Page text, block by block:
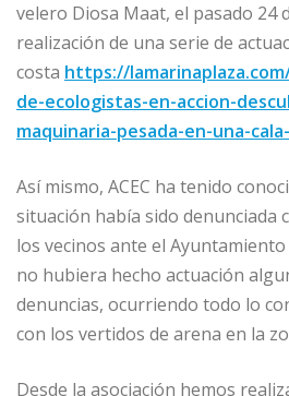
velero Diosa Maat, el pasado 24
realización de una serie de
costa https://
de-ecologistas-en-accion-
maquinaria-pesada-en-una-
Así mismo, ACEC ha tenido
situación había sido denunciada
los vecinos ante el
no hubiera hecho actuación
denuncias, ocurriendo todo lo
con los vertidos de arena en la
Desde la asociación hemos